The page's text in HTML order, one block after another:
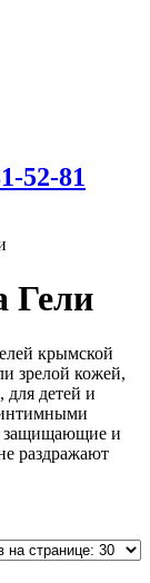
52-81
Гели
крымской
зрелой кожей,
детей и
защищающие и
раздражают